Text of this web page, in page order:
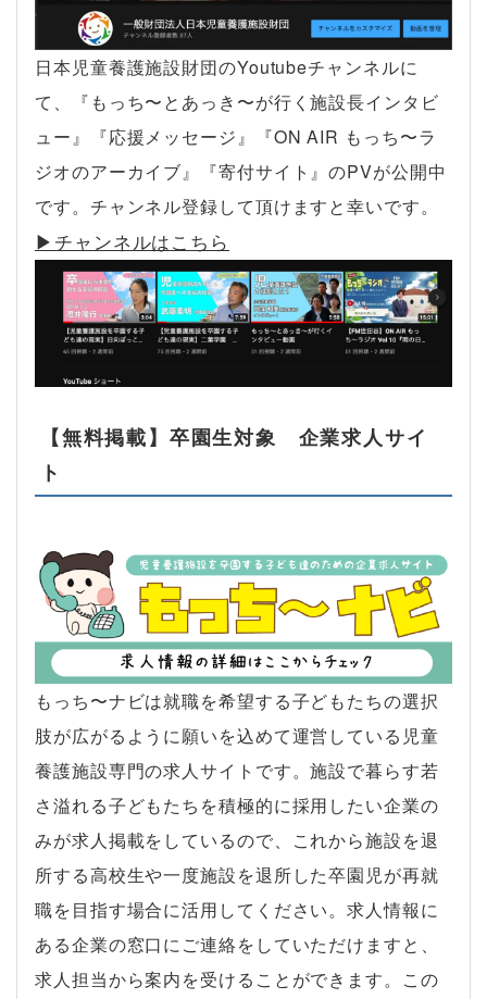
日本児童養護施設財団のYoutubeチャンネルに
て、『もっち〜とあっき〜が行く施設長インタビ
ュー』『応援メッセージ』『ON AIR もっち〜ラ
ジオのアーカイブ』『寄付サイト』のPVが公開中
です。チャンネル登録して頂けますと幸いです。
▶︎チャンネルはこちら
【無料掲載】卒園生対象 企業求人サイ
ト
もっち〜ナビは就職を希望する子どもたちの選択
肢が広がるように願いを込めて運営している児童
養護施設専門の求人サイトです。施設で暮らす若
さ溢れる子どもたちを積極的に採用したい企業の
みが求人掲載をしているので、これから施設を退
所する高校生や一度施設を退所した卒園児が再就
職を目指す場合に活用してください。求人情報に
ある企業の窓口にご連絡をしていただけますと、
求人担当から案内を受けることができます。この